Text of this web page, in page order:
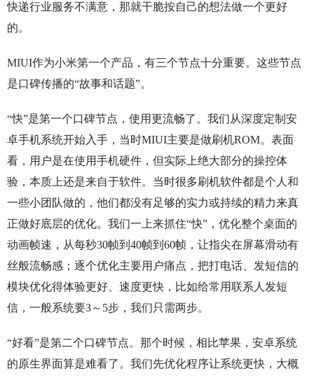
快递行业服务不满意，那就干脆按自己的想法做一个更好
的。
MIUI作为小米第一个产品，有三个节点十分重要。这些节点
是口碑传播的“故事和话题”。
“快”是第一个口碑节点，使用更流畅了。我们从深度定制安
卓手机系统开始入手，当时MIUI主要是做刷机ROM。表面
看，用户是在使用手机硬件，但实际上绝大部分的操控体
验，本质上还是来自于软件。当时很多刷机软件都是个人和
一些小团队做的，他们都没有足够的实力或持续的精力来真
正做好底层的优化。我们一上来抓住“快”，优化整个桌面的
动画帧速，从每秒30帧到40帧到60帧，让指尖在屏幕滑动有
丝般流畅感；逐个优化主要用户痛点，把打电话、发短信的
模块优化得体验更好、速度更快，比如给常用联系人发短
信，一般系统要3～5步，我们只需两步。
“好看”是第二个口碑节点。那个时候，相比苹果，安卓系统
的原生界面算是难看了。我们先优化程序让系统更快，大概